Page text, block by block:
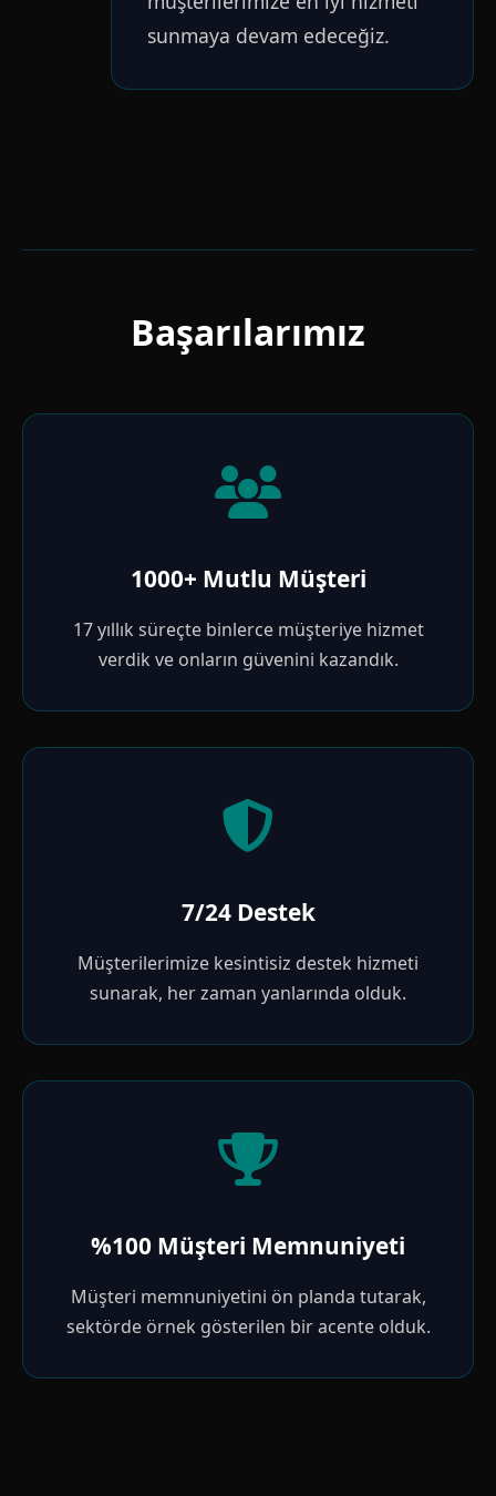
sunmaya devam edeceğiz.
Başarılarımız
1000+ Mutlu Müşteri
17 yıllık süreçte binlerce müşteriye hizmet
verdik ve onların güvenini kazandık.
7/24 Destek
Müşterilerimize kesintisiz destek hizmeti
sunarak, her zaman yanlarında olduk.
%100 Müşteri Memnuniyeti
Müşteri memnuniyetini ön planda tutarak,
sektörde örnek gösterilen bir acente olduk.